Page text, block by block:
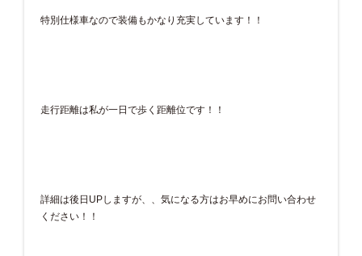
特別仕様車なので装備もかなり充実しています！！
走行距離は私が一日で歩く距離位です！！
詳細は後日UPしますが、、気になる方はお早めにお問い合わせ
ください！！